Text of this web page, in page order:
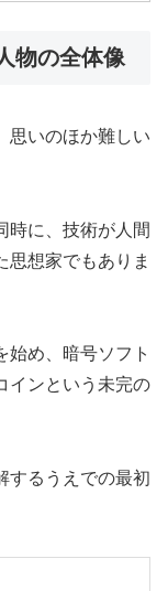
物の全体像
思いのほか難しい
時に、技術が人間
思想家でもありま
始め、暗号ソフト
インという未完の
するうえでの最初